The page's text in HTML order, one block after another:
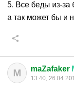
5. Все беды из-за
а так может бы и
M maZafaker
13:40,